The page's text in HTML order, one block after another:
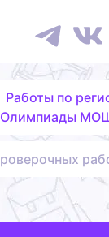
Работы по
Олимпиады